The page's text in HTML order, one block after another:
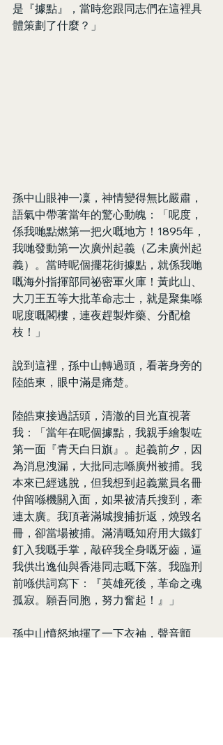
是『據點』，當時您跟同志們在這裡具
體策劃了什麼？」
孫中山眼神一凜，神情變得無比嚴肅，
語氣中帶著當年的驚心動魄：「呢度，
係我哋點燃第一把火嘅地方！1895年，
我哋發動第一次廣州起義（乙未廣州起
義）。當時呢個擺花街據點，就係我哋
嘅海外指揮部同祕密軍火庫！黃此山、
大刀王五等大批革命志士，就是聚集喺
呢度嘅閣樓，連夜趕製炸藥、分配槍
枝！」
說到這裡，孫中山轉過頭，看著身旁的
陸皓東，眼中滿是痛楚。
陸皓東接過話頭，清澈的目光直視著
我：「當年在呢個據點，我親手繪製咗
第一面『青天白日旗』。起義前夕，因
為消息洩漏，大批同志喺廣州被捕。我
本來已經逃脫，但我想到起義黨員名冊
仲留喺機關入面，如果被清兵搜到，牽
連太廣。我頂著滿城搜捕折返，燒毀名
冊，卻當場被捕。滿清嘅知府用大鐵釘
釘入我嘅手掌，敲碎我全身嘅牙齒，逼
我供出逸仙與香港同志嘅下落。我臨刑
前喺供詞寫下：『英雄死後，革命之魂
孤寂。願吾同胞，努力奮起！』」
孫中山憤怒地揮了一下衣袖，聲音顫